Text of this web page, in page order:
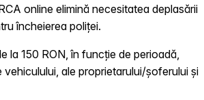
online elimină necesitatea deplasării
încheierea poliței.
la 150 RON, în funcție de perioadă,
ale proprietarului/șoferului și